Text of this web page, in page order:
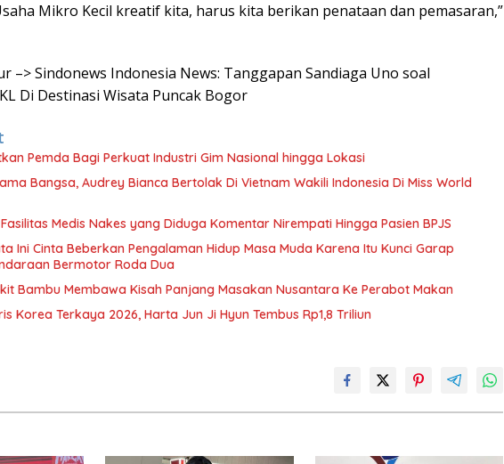
Mikro Kecil kreatif kita, harus kita berikan penataan dan pemasaran,”
–> Sindonews Indonesia News: Tanggapan Sandiaga Uno soal
Di Destinasi Wisata Puncak Bogor
Pemda Bagi Perkuat Industri Gim Nasional hingga Lokasi
Bangsa, Audrey Bianca Bertolak Di Vietnam Wakili Indonesia Di Miss World
Medis Nakes yang Diduga Komentar Nirempati Hingga Pasien BPJS
Ini Cinta Beberkan Pengalaman Hidup Masa Muda Karena Itu Kunci Garap
Bermotor Roda Dua
Bambu Membawa Kisah Panjang Masakan Nusantara Ke Perabot Makan
Korea Terkaya 2026, Harta Jun Ji Hyun Tembus Rp1,8 Triliun